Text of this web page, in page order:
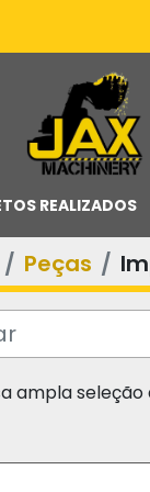
REALIZADOS
Peças
ampla seleção